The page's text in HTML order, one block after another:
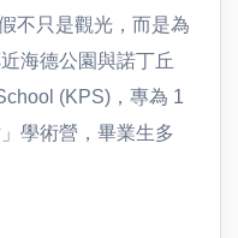
不只是觀光，而是為
海德公園與諾丁丘
(KPS)，專為 1
學術營，畢業生多